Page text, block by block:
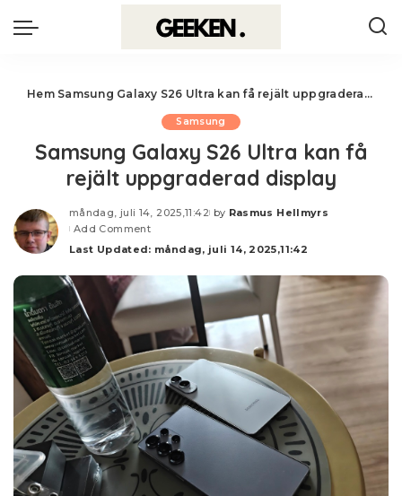
Hem Samsung Galaxy S26 Ultra kan få rejält uppgraderad display
Samsung
Samsung Galaxy S26 Ultra kan få
rejält uppgraderad display
måndag, juli 14, 2025,11:42
Posted
by Rasmus Hellmyrs
Add Comment
Last Updated: måndag, juli 14, 2025,11:42